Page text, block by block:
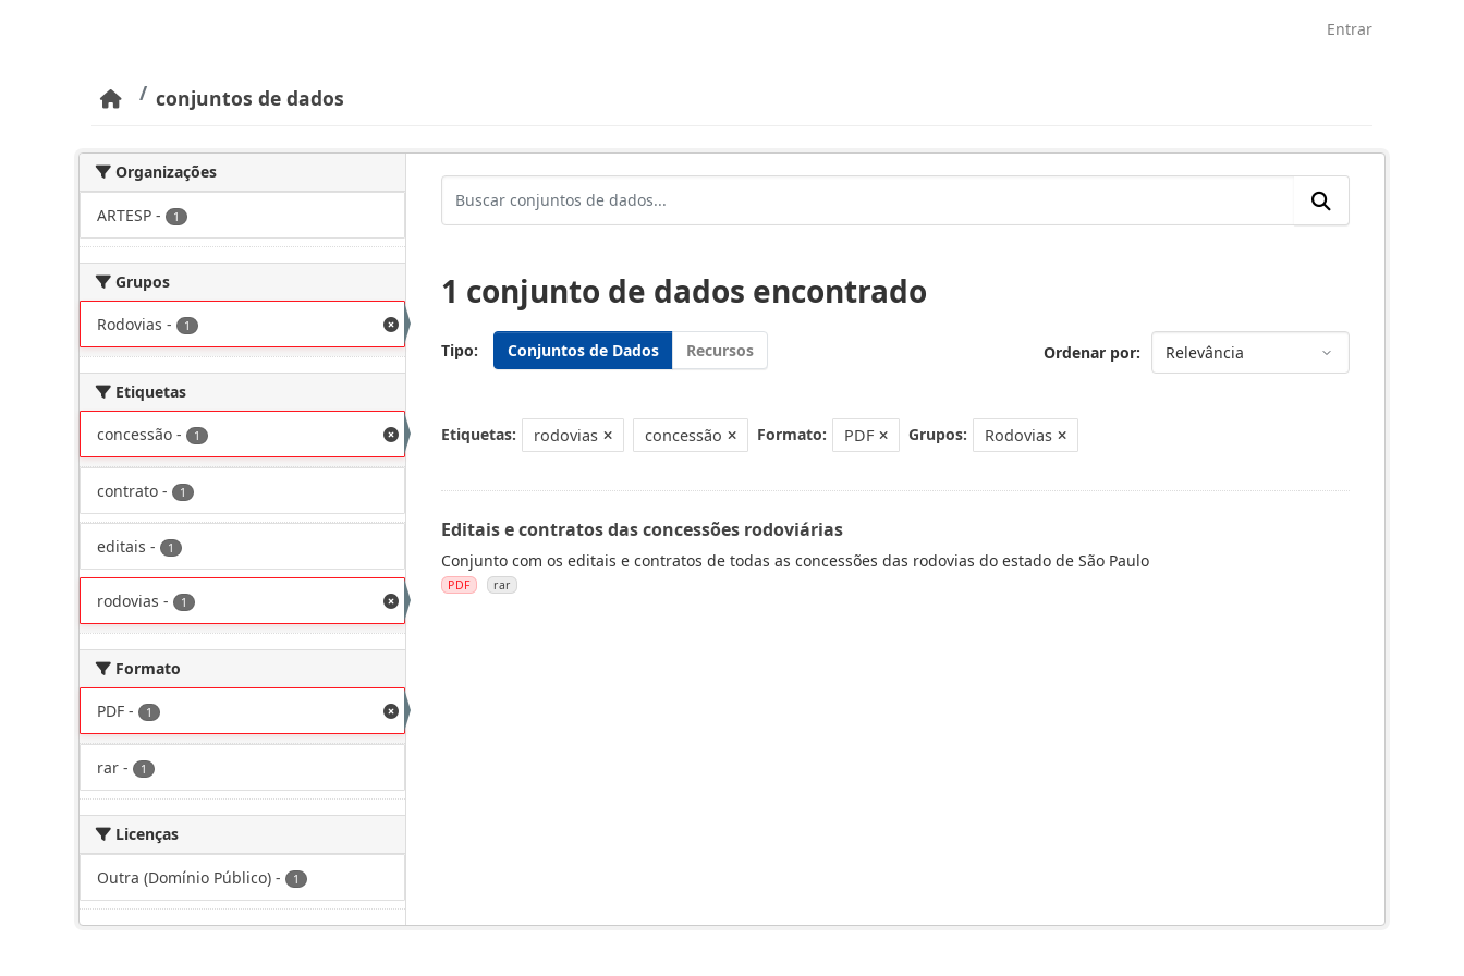
Entrar
conjuntos de dados
Organizações
ARTESP - 1
Grupos
Rodovias - 1
Etiquetas
concessão - 1
contrato - 1
editais - 1
rodovias - 1
Formato
PDF - 1
rar - 1
Licenças
Outra (Domínio Público) - 1
1 conjunto de dados encontrado
Tipo Conjuntos de Dados Recursos Ordenar por
Etiquetas: rodovias concessão Formato: PDF Grupos: Rodovias
Editais e contratos das concessões rodoviárias
Conjunto com os editais e contratos de todas as concessões das rodovias do estado de São Paulo
PDF rar